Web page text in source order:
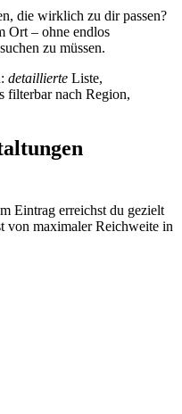
die wirklich zu dir passen?
Ort – ohne endlos
zu müssen.
detaillierte Liste,
filterbar nach Region,
Eintrag erreichst du gezielt
von maximaler Reichweite in